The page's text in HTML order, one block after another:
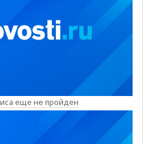
еще не пройден